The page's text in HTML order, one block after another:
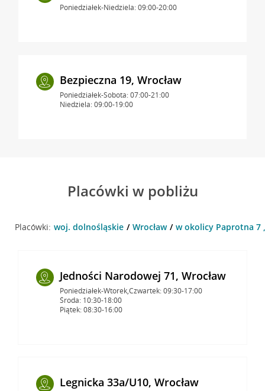
Poniedziałek-Niedziela: 09:00-20:00
Bezpieczna 19, Wrocław
Poniedziałek-Sobota: 07:00-21:00
Niedziela: 09:00-19:00
Placówki w pobliżu
Placówki: woj. dolnośląskie Wrocław w okolicy Paprotna 7
Jedności Narodowej 71, Wrocław
Poniedziałek-Wtorek,Czwartek: 09:30-17:00
Środa: 10:30-18:00
Piątek: 08:30-16:00
Legnicka 33a/U10, Wrocław